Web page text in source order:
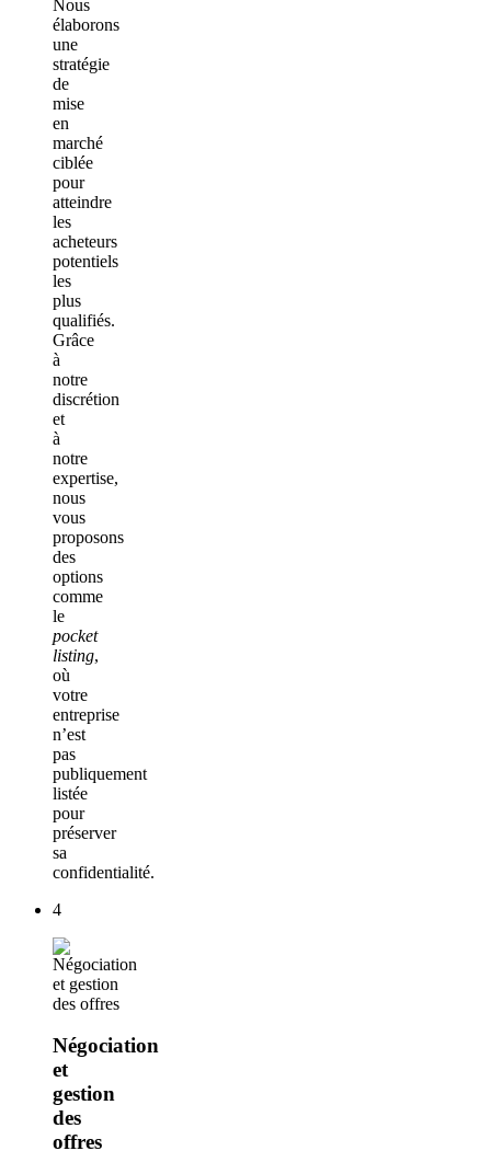
Nous
élaborons
une
stratégie
de
mise
en
marché
ciblée
pour
atteindre
les
acheteurs
potentiels
les
plus
qualifiés.
Grâce
à
notre
discrétion
et
à
notre
expertise,
nous
vous
proposons
des
options
comme
le
pocket
listing,
où
votre
entreprise
n’est
pas
publiquement
listée
pour
préserver
sa
confidentialité.
4
Négociation
et
gestion
des
offres